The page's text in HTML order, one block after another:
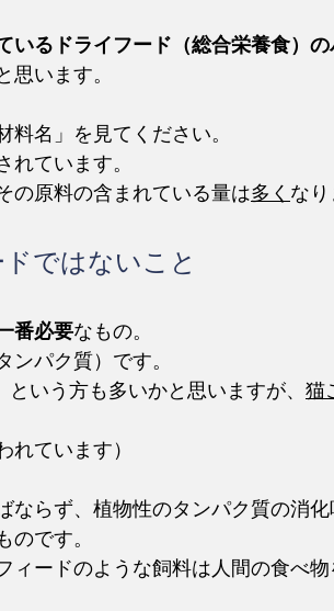
いるドライフード（総合栄養食）
います。
名」を見てください。
ています。
の原料の含まれている量は多く なり
ではないこと
番必要なもの。
パク質）です。
いう方も多いかと思いますが、 猫
れています）
ならず、植物性のタンパク質の消
です。
ィードのような飼料は人間の食べ